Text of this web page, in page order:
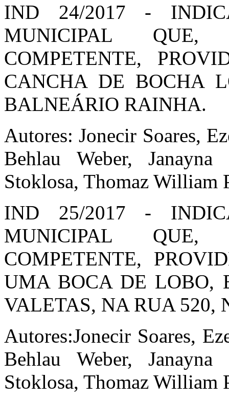
IND 24/2017 -
MUNICIPAL
COMPETENTE,
CANCHA DE BOCHA
BALNEÁRIO RAINHA.
Autores: Jonecir Soares,
Behlau Weber,
Stoklosa, Thomaz William
IND 25/2017 -
MUNICIPAL
COMPETENTE,
UMA BOCA DE LOBO,
VALETAS, NA RUA
Autores:Jonecir Soares,
Behlau Weber,
Stoklosa, Thomaz William